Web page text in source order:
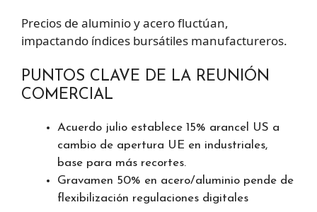
Precios de aluminio y acero fluctúan,
impactando índices bursátiles manufactureros.
PUNTOS CLAVE DE LA REUNIÓN
COMERCIAL
Acuerdo julio establece 15% arancel US a
cambio de apertura UE en industriales,
base para más recortes.
Gravamen 50% en acero/aluminio pende de
flexibilización regulaciones digitales